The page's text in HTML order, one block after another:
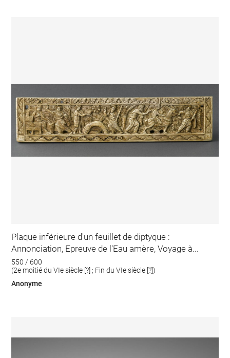
Plaque inférieure d'un feuillet de diptyque :
Annonciation, Epreuve de l'Eau amère, Voyage à...
550 / 600
(2e moitié du VIe siècle [?] ; Fin du VIe siècle [?])
Anonyme